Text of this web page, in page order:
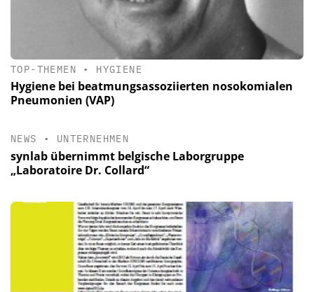
TOP-THEMEN • HYGIENE
Hygiene bei beatmungsassoziierten nosokomialen
Pneumonien (VAP)
NEWS • UNTERNEHMEN
synlab übernimmt belgische Laborgruppe
„Laboratoire Dr. Collard“